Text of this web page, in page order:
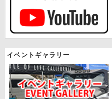
イベントギャラリー